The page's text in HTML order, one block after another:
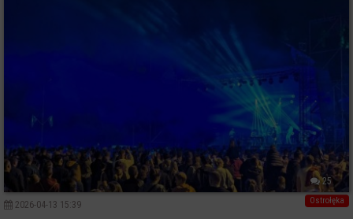
25
Ostrołęka
2026-04-13 15:39